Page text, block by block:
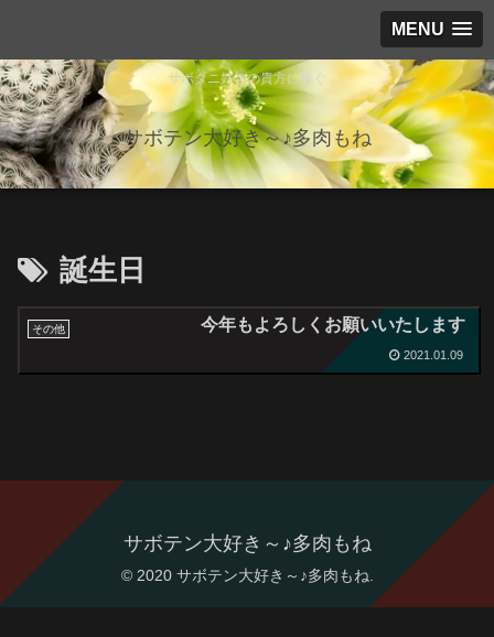
MENU
サボタニ好きの貴方に捧ぐ
サボテン大好き～♪多肉もね
誕生日
その他 今年もよろしくお願いいたします
2021.01.09
サボテン大好き～♪多肉もね
© 2020 サボテン大好き～♪多肉もね.